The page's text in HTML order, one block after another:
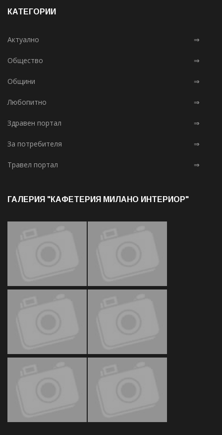
КАТЕГОРИИ
Актуално ⇒
Общество ⇒
Общини ⇒
Любопитно ⇒
Здравен портал ⇒
За потребителя ⇒
Травел портал ⇒
ГАЛЕРИЯ "КАФЕТЕРИЯ МИЛАНО ИНТЕРИОР"